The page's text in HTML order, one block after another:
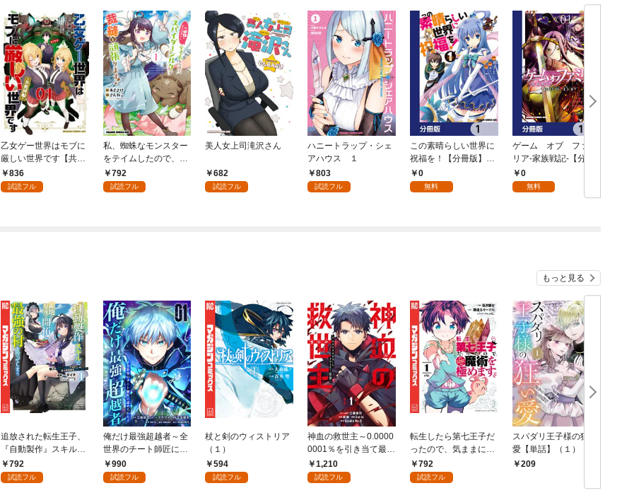
乙女ゲー世界はモブに
厳しい世界です【共和
国編】 ０１
836
試読フル
私、蜘蛛なモンスター
をテイムしたので、ス
パイダーシルクで裁縫
を頑張ります！ 1
792
試読フル
美人女上司滝沢さん
682
試読フル
ハニートラップ・シェ
アハウス １
803
試読フル
この素晴らしい世界に
祝福を！【分冊版】
1 0
無料
ゲーム オブ ファミ
リア-家族戦記-【分冊
版】 1
0
無料
もっと見る
追放された転生王子、
『自動製作』スキルで
領地を爆速で開拓し最
強の村を作ってしまう
792
試読フル
俺だけ最強超越者～全
世界のチート師匠に認
められた～【単行本】
（１）
990
試読フル
杖と剣のウィストリア
（１）
594
試読フル
神血の救世主～0.0000
0001％を引き当て最強
へ～【電子書籍特典
付】（１）
1,210
試読フル
転生したら第七王子だ
ったので、気ままに魔
術を極めます（１）
792
試読フル
スパダリ王子様の狂い
愛【単話】（１）
209